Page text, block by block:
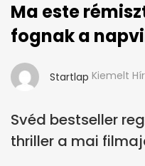
Ma este
fognak a
Startlap Kiemelt
Svéd bestseller
thriller a mai